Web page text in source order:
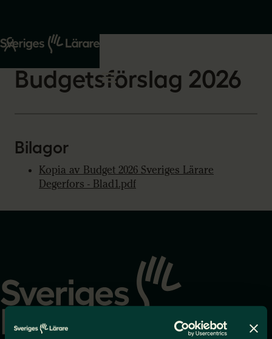
Start
Om oss
2026-03-24
Budgetsförslag 2026
Bilagor
Kopia av Budget 2026 Sveriges Lärare
Degerfors - Blad1.pdf
startsidan